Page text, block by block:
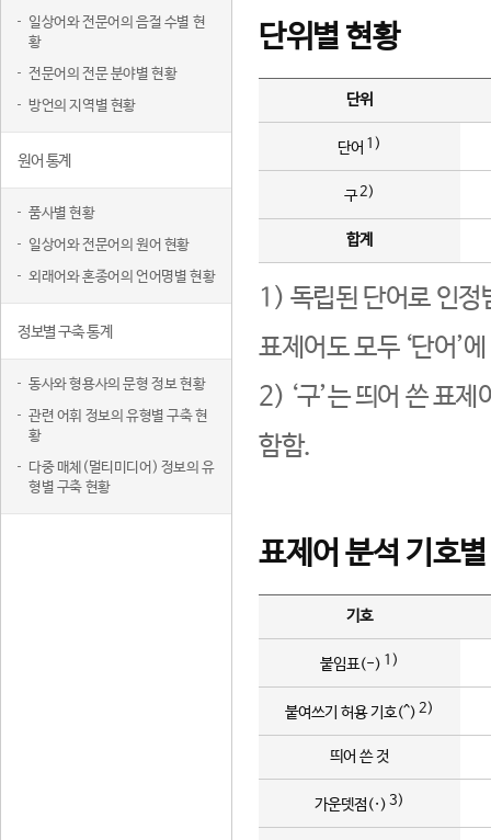
일상어와 전문어의 음절 수별 현
황
전문어의 전문 분야별 현황
방언의 지역별 현황
원어 통계
품사별 현황
일상어와 전문어의 원어 현황
외래어와 혼종어의 언어명별 현황
정보별 구축 통계
동사와 형용사의 문형 정보 현황
관련 어휘 정보의 유형별 구축 현
황
다중 매체(멀티미디어) 정보의 유
형별 구축 현황
단위별 현황
단위
단어 1)
구2)
합계
1) 독립된 단어로 인정
표제어도 모두 ‘단어’
2) ‘구’는 띄어 쓴 표
함함.
표제어 분석 기호
기호
붙임표(-) 1)
붙여쓰기 허용 기호(^) 2)
띄어 쓴 것
가운뎃점(·) 3)